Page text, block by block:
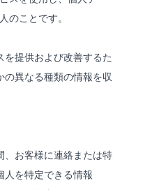
のことです。
を提供および改善するた
の異なる種類の情報を収
、お客様に連絡または特
人を特定できる情報